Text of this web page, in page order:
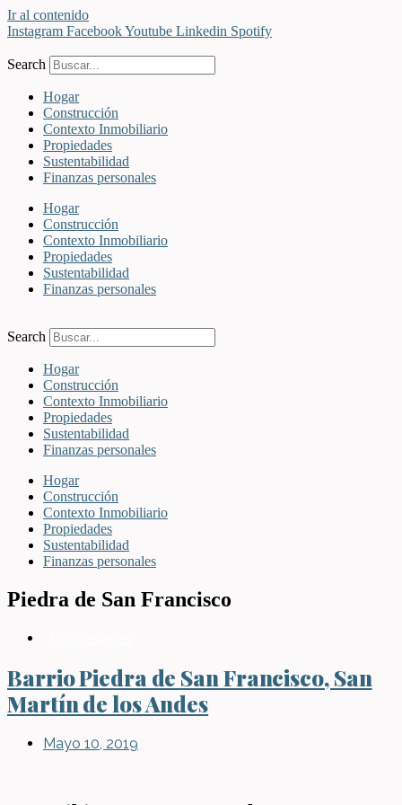
Ir al contenido
Instagram FacebookYoutube Linkedin Spotify
Search
Hogar
Construcción
Contexto Inmobiliario
Propiedades
Sustentabilidad
Finanzas personales
Hogar
Construcción
Contexto Inmobiliario
Propiedades
Sustentabilidad
Finanzas personales
Search
Hogar
Construcción
Contexto Inmobiliario
Propiedades
Sustentabilidad
Finanzas personales
Hogar
Construcción
Contexto Inmobiliario
Propiedades
Sustentabilidad
Finanzas personales
Piedra de San Francisco
Barrio Piedra de San Francisco, San
Martín de los Andes
Mayo 10, 2019